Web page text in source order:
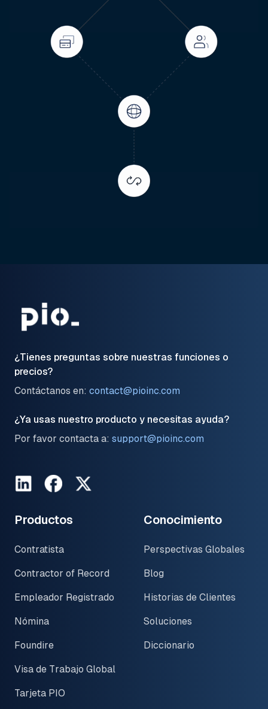
¿Tienes preguntas sobre nuestras funciones o
precios?
Contáctanos en: contact@pioinc.com
¿Ya usas nuestro producto y necesitas ayuda?
Por favor contacta a: support@pioinc.com
LinkedInFacebookTwitter
Productos
Contratista
Contractor of Record
Empleador Registrado
Nómina
Foundire
Visa de Trabajo Global
Tarjeta PIO
Conocimiento
Perspectivas Globales
Blog
Historias de Clientes
Soluciones
Diccionario